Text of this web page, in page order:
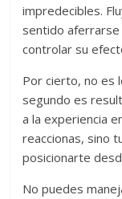
impredecibles.
sentido aferrarse
controlar su
Por cierto, no es
segundo es
a la experiencia
reaccionas, sino
posicionarte
No puedes